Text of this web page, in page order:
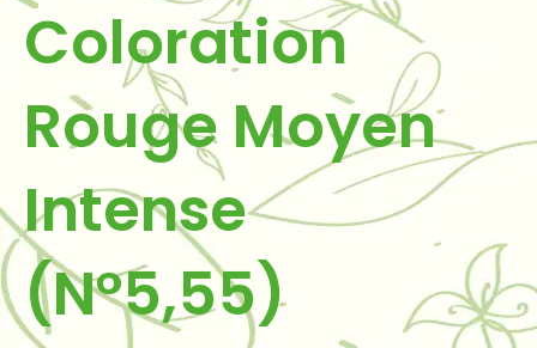
Coloration
Rouge Moyen
Intense
(n°5,55)